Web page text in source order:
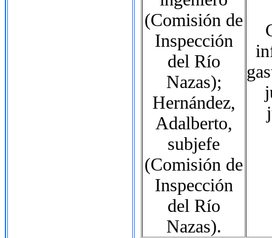
(Comisión de
Inspección
del Río
Nazas);
Hernández,
Adalberto,
subjefe
(Comisión de
Inspección
del Río
Nazas).